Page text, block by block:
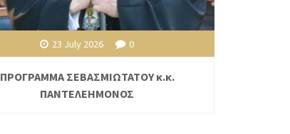
23 July 2026 0
ΠΡΟΓΡΑΜΜΑ ΣΕΒΑΣΜΙΩΤΑΤΟΥ κ.κ.
ΠΑΝΤΕΛΕΗΜΟΝΟΣ